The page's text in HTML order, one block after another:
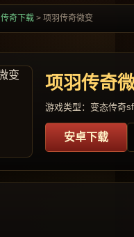
传奇下载 > 项羽传奇微变
项羽传奇
游戏类型：变态传奇sf
安卓下载